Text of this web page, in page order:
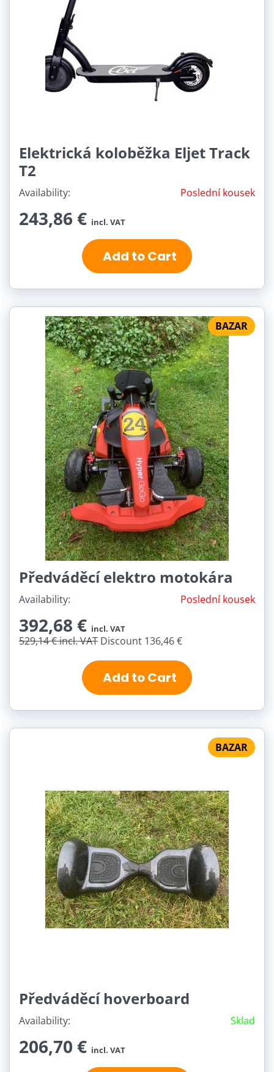
Elektrická koloběžka Eljet Track
T2
Availability: Poslední kousek
243,86 € incl. VAT
Add to Cart
BAZAR
Předváděcí elektro motokára
Availability: Poslední kousek
392,68 € incl. VAT
529,14 €incl. VAT Discount 136,46 €
Add to Cart
BAZAR
Předváděcí hoverboard
Availability: Sklad
206,70 € incl. VAT